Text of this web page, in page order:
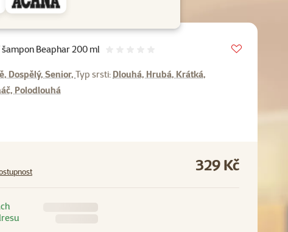
Beaphar 200 ml
Dospělý, Senior, Typ srsti: Dlouhá, Hrubá, Krátká,
Polodlouhá
329 Kč